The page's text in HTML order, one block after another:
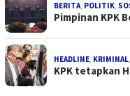
BERITA, POLITIK,
Pimpinan KPK
HEADLINE, KRIMINAL,
KPK tetapkan